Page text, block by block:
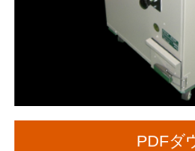
PDFダ